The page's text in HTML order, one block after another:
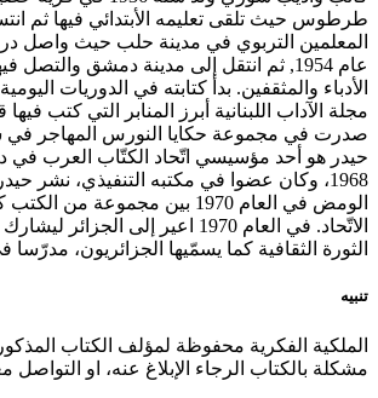
طرطوس حيث تلقى تعليمه الأبتدائي فيها ثم
المعلمين التربوي في مدينة حلب حيث واصل
عام 1954, ثم انتقل إلى مدينة دمشق والتصل
الأدباء والمثقفين. بدأ كتابته في الدوريات
مجلة الآداب اللبنانية أبرز المنابر التي كتب
حيدر هو أحد مؤسيسي اتّحاد الكتّاب العرب في
1968، وكان عضوا في مكتبه التنفيذي، نشر
الومض في العام 1970 بين مجموعة
الاتّحاد. في العام 1970 اعير إلى
الثورة الثقافية كما يسمّيها الجزائريون،
تنبيه
الملكية الفكرية محفوظة لمؤلف الكتاب
مشكلة بالكتاب الرجاء الإبلاغ عنه، او التواصل